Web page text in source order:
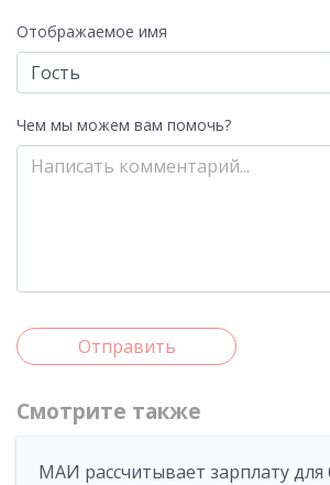
Отображаемое имя
Чем мы можем вам помочь?
Отправить
Смотрите также
МАИ рассчитывает зарплату для